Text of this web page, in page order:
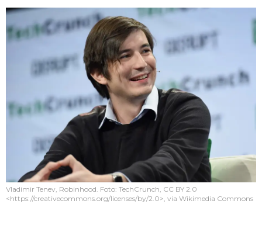
Vladimir Tenev, Robinhood. Foto: TechCrunch, CC BY 2.0
<https://creativecommons.org/licenses/by/2.0>, via Wikimedia Commons